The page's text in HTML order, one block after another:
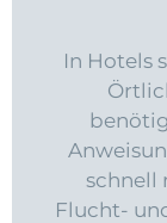
In Hotels
schnell
Flucht-